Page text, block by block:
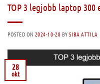
TOP 3 legjobb laptop 300
POSTED ON 2024-10-28 BYSIBA ATTILA
28
okt